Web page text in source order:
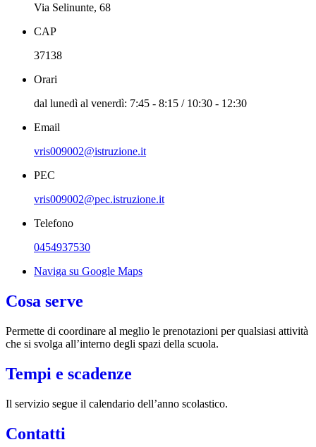
Via Selinunte, 68
CAP
37138
Orari
dal lunedì al venerdì: 7:45 - 8:15 / 10:30 - 12:30
Email
vris009002@istruzione.it
PEC
vris009002@pec.istruzione.it
Telefono
0454937530
Naviga su Google Maps
Cosa serve
Permette di coordinare al meglio le prenotazioni per qualsiasi attività
che si svolga all’interno degli spazi della scuola.
Tempi e scadenze
Il servizio segue il calendario dell’anno scolastico.
Contatti